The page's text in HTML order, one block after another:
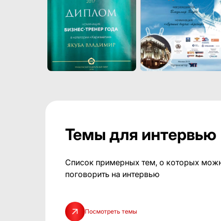
Темы для интервью
Список примерных тем, о которых
поговорить на интервью
Посмотреть темы